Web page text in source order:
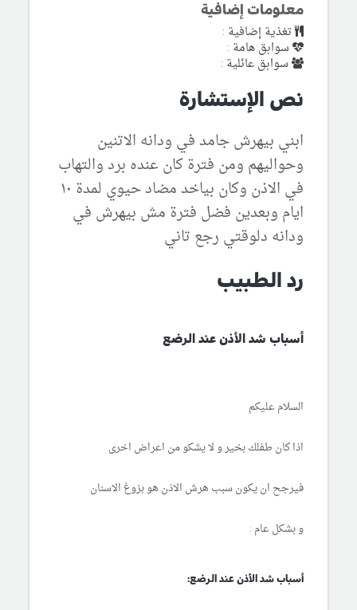
معلومات إضافية
تغذية إضافية :
سوابق هامة :
سوابق عائلية :
نص الإستشارة
ابني بيهرش جامد في ودانه الاتنين
وحواليهم ومن فترة كان عنده برد والتهاب
في الاذن وكان بياخد مضاد حيوي لمدة ١٠
ايام وبعدين فضل فترة مش بيهرش في
ودانه دلوقتي رجع تاني
رد الطبيب
أسباب شد الأذن عند الرضع
السلام عليكم
اذا كان طفلك بخير و لا يشكو من اعراض اخرى
فيرجح ان يكون سبب هرش الاذن هو بزوغ الاسنان
و بشكل عام :
أسباب شد الأذن عند الرضع: